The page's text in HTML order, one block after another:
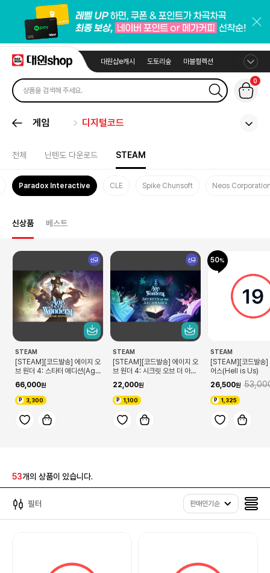
대원샵e캐시 도토리숲 마블컬렉션
0
게임 디지털코드
전체 닌텐도 다운로드 STEAM
Paradox Interactive CLE Spike Chunsoft Neos
신상품 베스트
신규
STEAM
[STEAM][코드발송] 에이지 오
브 원더 4: 스타터 에디션(Age
ion)
66,000
3,300
신규
STEAM
[STEAM][코드발송] 에이지 오
브 원더 4: 시크릿 오브 더 아크
Secrets of the Archmage
s)
22,000
1,100
50
STEAM
[STEAM][코드발송]
어스(Hell is Us)
26,500
1,325
53개의 상품이 있습니다.
필터 판매인기순